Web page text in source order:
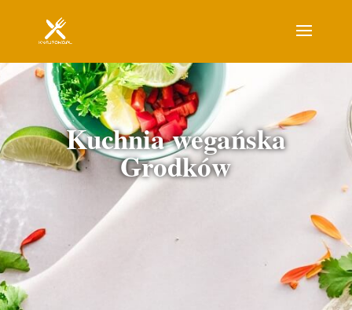
Kuchnia wegańska
Grodków